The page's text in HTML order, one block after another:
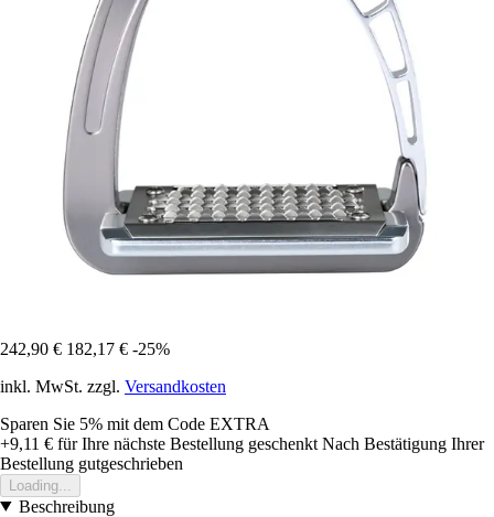
242,90 € 182,17 € -25%
inkl. MwSt. zzgl. Versandkosten
Sparen Sie 5% mit dem Code EXTRA
+9,11 € für Ihre nächste Bestellung geschenkt Nach Bestätigung Ihrer
Bestellung gutgeschrieben
Loading...
Beschreibung